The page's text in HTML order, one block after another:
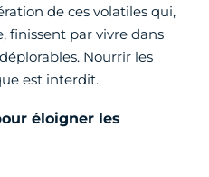
de ces volatiles qui,
finissent par vivre dans
Nourrir les
est interdit.
éloigner les